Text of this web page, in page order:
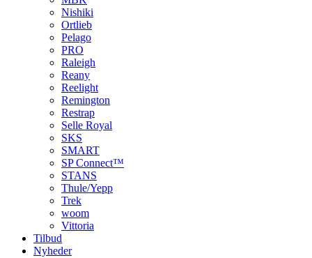
Nishiki
Ortlieb
Pelago
PRO
Raleigh
Reany
Reelight
Remington
Restrap
Selle Royal
SKS
SMART
SP Connect™
STANS
Thule/Yepp
Trek
woom
Vittoria
Tilbud
Nyheder